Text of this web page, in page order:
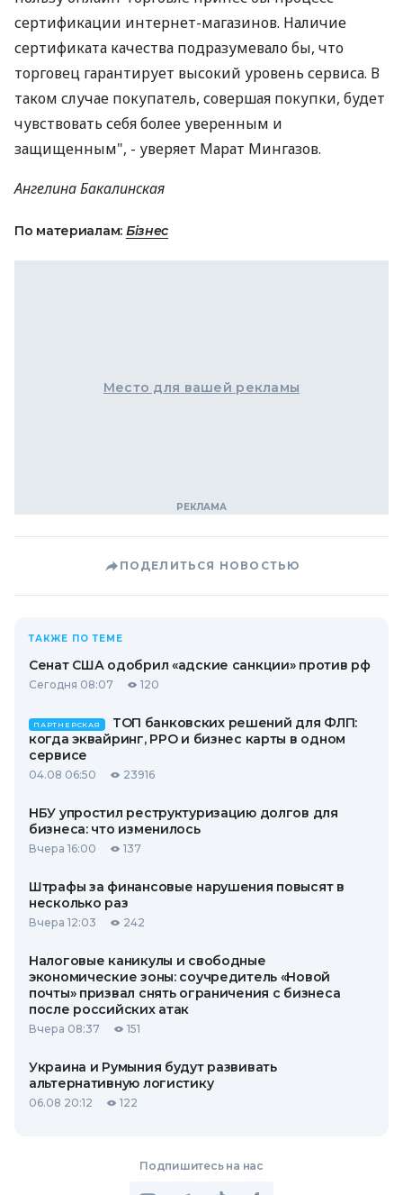
сертификации интернет-магазинов. Наличие
сертификата качества подразумевало бы, что
торговец гарантирует высокий уровень сервиса. В
таком случае покупатель, совершая покупки, будет
чувствовать себя более уверенным и
защищенным", - уверяет Марат Мингазов.
Ангелина Бакалинская
По материалам: Бізнес
Место для вашей рекламы
ПОДЕЛИТЬСЯ НОВОСТЬЮ
ТАКЖЕ ПО ТЕМЕ
Сенат США одобрил «адские санкции» против рф
Сегодня 08:07 120
ПАРТНЕРСКАЯ
ТОП банковских решений для ФЛП:
когда эквайринг, РРО и бизнес карты в одном
сервисе
04.08 06:50 23916
НБУ упростил реструктуризацию долгов для
бизнеса: что изменилось
Вчера 16:00 137
Штрафы за финансовые нарушения повысят в
несколько раз
Вчера 12:03 242
Налоговые каникулы и свободные
экономические зоны: соучредитель «Новой
почты» призвал снять ограничения с бизнеса
после российских атак
Вчера 08:37 151
Украина и Румыния будут развивать
альтернативную логистику
06.08 20:12 122
Подпишитесь на нас